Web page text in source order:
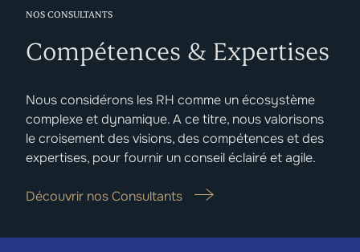
NOS CONSULTANTS
Compétences & Expertises
Nous considérons les RH comme un écosystème
complexe et dynamique. A ce titre, nous valorisons
le croisement des visions, des compétences et des
expertises, pour fournir un conseil éclairé et agile.
Découvrir nos Consultants